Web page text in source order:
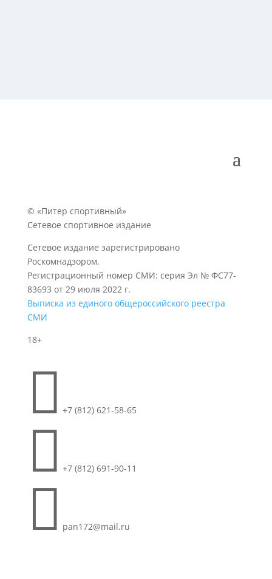
© «Питер спортивный»
Сетевое спортивное издание
Сетевое издание зарегистрировано
Роскомнадзором.
Регистрационный номер СМИ: серия Эл № ФС77-
83693 от 29 июля 2022 г.
Выписка из единого общероссийского реестра
СМИ
18+
 +7 (812) 621-58-65
 +7 (812) 691-90-11
 pan172@mail.ru